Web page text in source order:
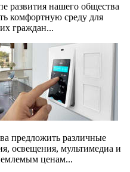
развития нашего общеcтва
комфортную среду для
граждан...
предложить различные
освещения, мультимедиа и
ценам...